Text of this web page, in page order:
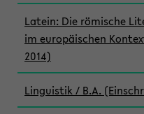
Latein: Die römische
im europäischen
2014)
Linguistik / B.A.